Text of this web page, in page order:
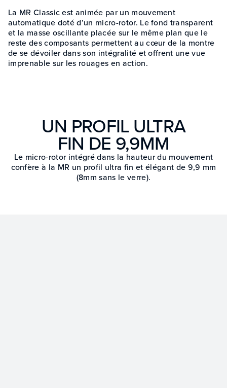
La MR Classic est animée par un mouvement
automatique doté d’un micro-rotor. Le fond transparent
et la masse oscillante placée sur le même plan que le
reste des composants permettent au cœur de la montre
de se dévoiler dans son intégralité et offrent une vue
imprenable sur les rouages en action.
UN PROFIL ULTRA
FIN DE 9,9MM
Le micro-rotor intégré dans la hauteur du mouvement
confère à la MR un profil ultra fin et élégant de 9,9 mm
(8mm sans le verre).